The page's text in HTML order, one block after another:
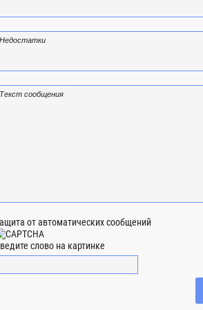
от автоматических сообщений
слово на картинке